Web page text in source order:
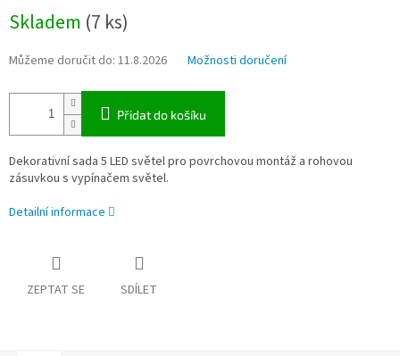
cena:
Skladem (7 ks)
Můžeme doručit do: 11.8.2026 Možnosti doručení
Přidat do košíku
Dekorativní sada 5 LED světel pro povrchovou montáž a rohovou
zásuvkou s vypínačem světel.
Detailní informace
ZEPTAT SE SDÍLET